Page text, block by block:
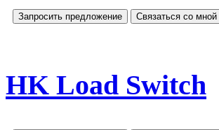
Запросить предложение Связаться со мной
HK Load Switch